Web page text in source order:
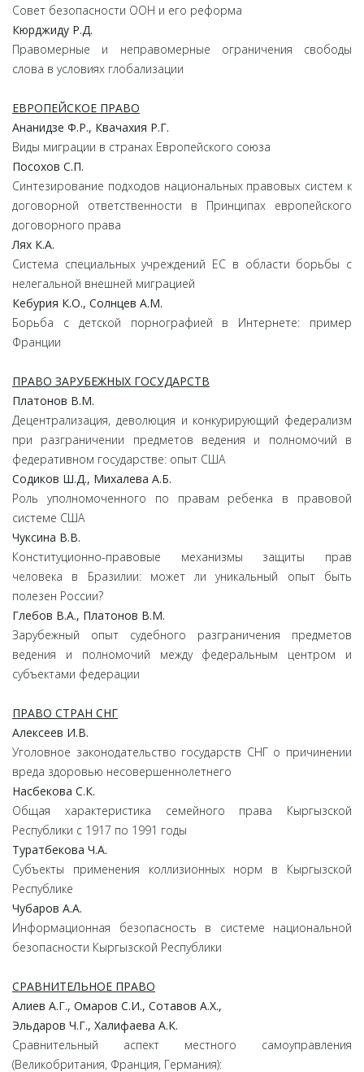
Совет безопасности ООН и его реформа
Кюрджиду Р.Д.
Правомерные и неправомерные ограничения свободы
слова в условиях глобализации
ЕВРОПЕЙСКОЕ ПРАВО
Ананидзе Ф.Р., Квачахия Р.Г.
Виды миграции в странах Европейского союза
Посохов С.П.
Синтезирование подходов национальных правовых систем к
договорной ответственности в Принципах европейского
договорного права
Лях К.А.
Система специальных учреждений ЕС в области борьбы с
нелегальной внешней миграцией
Кебурия К.О., Солнцев А.М.
Борьба с детской порнографией в Интернете: пример
Франции
ПРАВО ЗАРУБЕЖНЫХ ГОСУДАРСТВ
Платонов В.М.
Децентрализация, деволюция и конкурирующий федерализм
при разграничении предметов ведения и полномочий в
федеративном государстве: опыт США
Содиков Ш.Д., Михалева А.Б.
Роль уполномоченного по правам ребенка в правовой
системе США
Чуксина В.В.
Конституционно-правовые механизмы защиты прав
человека в Бразилии: может ли уникальный опыт быть
полезен России?
Глебов В.А., Платонов В.М.
Зарубежный опыт судебного разграничения предметов
ведения и полномочий между федеральным центром и
субъектами федерации
ПРАВО СТРАН СНГ
Алексеев И.В.
Уголовное законодательство государств СНГ о причинении
вреда здоровью несовершеннолетнего
Насбекова С.К.
Общая характеристика семейного права Кыргызской
Республики с 1917 по 1991 годы
Туратбекова Ч.А.
Субъекты применения коллизионных норм в Кыргызской
Республике
Чубаров А.А.
Информационная безопасность в системе национальной
безопасности Кыргызской Республики
СРАВНИТЕЛЬНОЕ ПРАВО
Алиев А.Г., Омаров С.И., Сотавов А.Х.,
Эльдаров Ч.Г., Халифаева А.К.
Сравнительный аспект местного самоуправления
(Великобритания, Франция, Германия):